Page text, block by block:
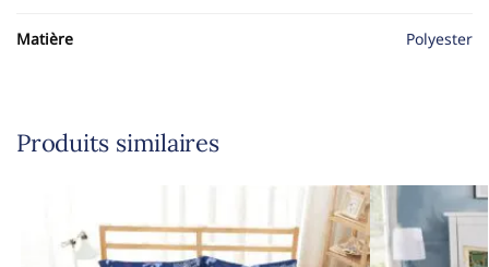
Matière Polyester
Produits similaires